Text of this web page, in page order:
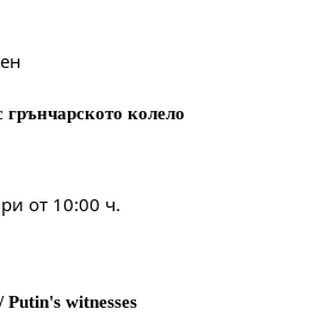
колело
от 10:00 ч.
witnesses